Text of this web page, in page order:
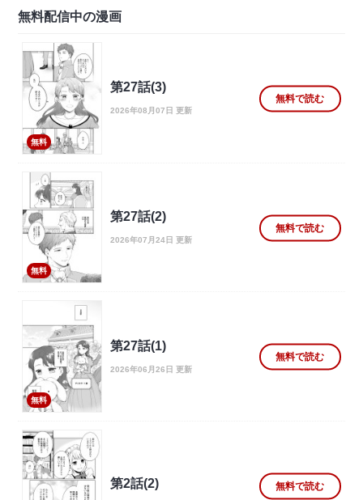
無料配信中の漫画
無料
第27話(3)
2026年08月07日 更新
無料で読む
無料
第27話(2)
2026年07月24日 更新
無料で読む
無料
第27話(1)
2026年06月26日 更新
無料で読む
第2話(2) 無料で読む